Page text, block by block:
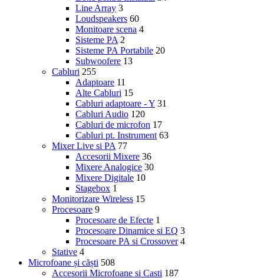
Line Array 3
Loudspeakers 60
Monitoare scena 4
Sisteme PA 2
Sisteme PA Portabile 20
Subwoofere 13
Cabluri 255
Adaptoare 11
Alte Cabluri 15
Cabluri adaptoare - Y 31
Cabluri Audio 120
Cabluri de microfon 17
Cabluri pt. Instrument 63
Mixer Live si PA 77
Accesorii Mixere 36
Mixere Analogice 30
Mixere Digitale 10
Stagebox 1
Monitorizare Wireless 15
Procesoare 9
Procesoare de Efecte 1
Procesoare Dinamice si EQ 3
Procesoare PA si Crossover 4
Stative 4
Microfoane și căști 508
Accesorii Microfoane si Casti 187